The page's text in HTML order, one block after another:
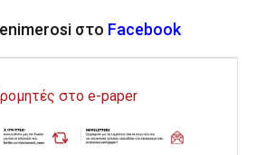
στο Facebook
στο e-paper